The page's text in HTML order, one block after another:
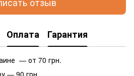
Оплата Гарантия
— от 70 грн.
— 90 грн.